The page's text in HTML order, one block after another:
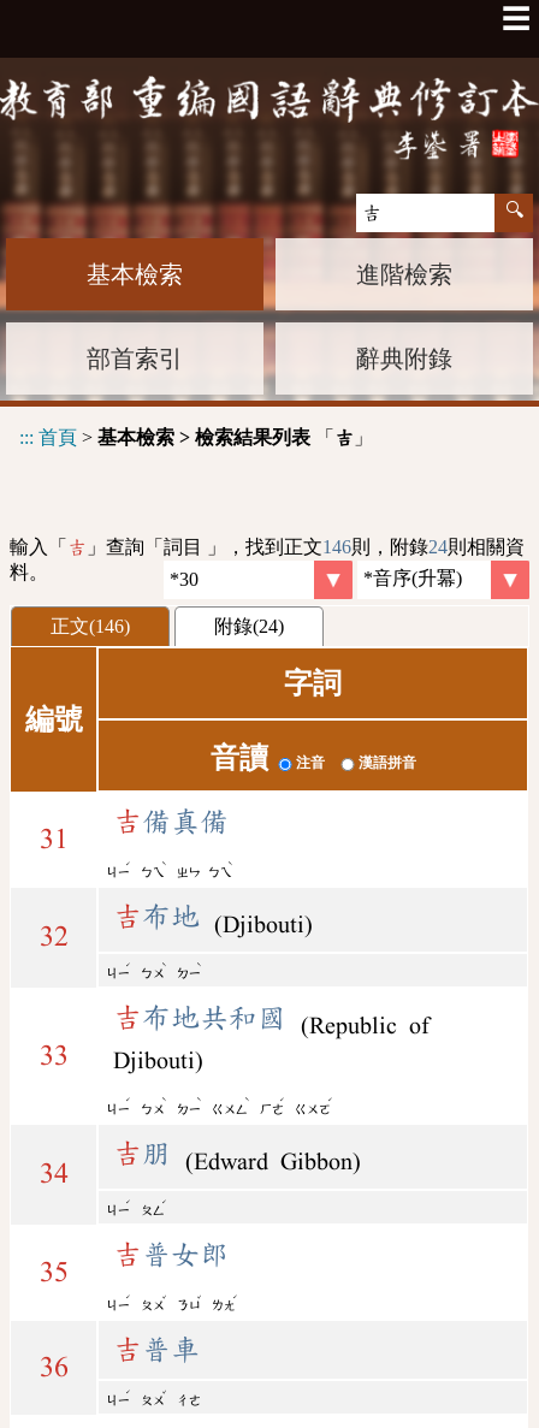
☰
基本檢索 進階檢索
部首索引 辭典附錄
::: 首頁 > 基本檢索 > 檢索結果列表 「 吉 」
輸入「 吉 」查詢「詞目 」，找到正文146則，附錄24則相關資
料。
正文(146) 附錄(24)
編號
字詞
音讀 注音 漢語拼音
31
吉備真備
ㄐㄧ
ˊ
ㄅㄟ
ˋ
ㄓㄣ ㄅㄟ
ˋ
32
吉布地 (Djibouti)
ㄐㄧ
ˊ
ㄅㄨ
ˋ
ㄉㄧ
ˋ
33
吉布地共和國
(Republic of
Djibouti)
ㄐㄧ
ˊ
ㄅㄨ
ˋ
ㄉㄧ
ˋ
ㄍㄨㄥ
ˋ
ㄏㄜ
ˊ
ㄍㄨㄛ
ˊ
34
吉 朋 (Edward Gibbon)
ㄐㄧ
ˊ
ㄆㄥ
ˊ
35
吉 普女郎
ㄐㄧ
ˊ
ㄆㄨ
ˇ
ㄋㄩ
ˇ
ㄌㄤ
ˊ
36
吉 普車
ㄐㄧ
ˊ
ㄆㄨ
ˇ
ㄔㄜ